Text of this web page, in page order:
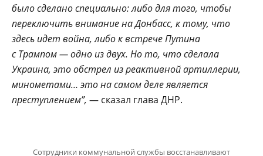
было сделано специально: либо для того, чтобы
переключить внимание на Донбасс, к тому, что
здесь идет война, либо к встрече Путина
с Трампом — одно из двух. Но то, что сделала
Украина, это обстрел из реактивной артиллерии,
минометами… это на самом деле является
преступлением”, — сказал глава ДНР.
Сотрудники коммунальной службы восстанавливают